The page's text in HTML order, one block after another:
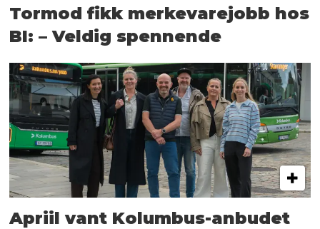
Tormod fikk merkevarejobb hos
BI: – Veldig spennende
Apriil vant Kolumbus-anbudet